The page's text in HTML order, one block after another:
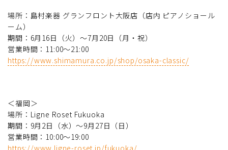
場所：島村楽器 グランフロント大阪店（店内 ピアノショール
ーム）
期間：6月16日（火）～7月20日（月・祝）
営業時間：11:00〜21:00
https://www.shimamura.co.jp/shop/osaka-classic/
＜福岡＞
場所：Ligne Roset Fukuoka
期間：9月2日（水）～9月27日（日）
営業時間：10:00～19:00